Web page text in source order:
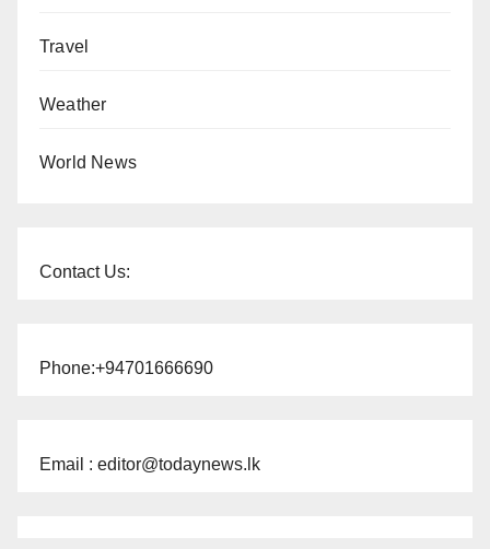
Travel
Weather
World News
Contact Us:
Phone:+94701666690
Email : editor@todaynews.lk